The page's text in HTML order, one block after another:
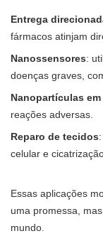
Entrega
fármacos atinjam
Nanossensores:
doenças graves,
Nanopartículas
reações adversas.
Reparo de tecidos
celular e
Essas aplicações
uma promessa,
mundo.